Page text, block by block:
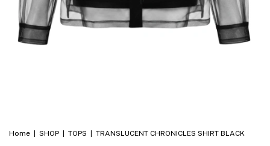
Home | SHOP | TOPS | TRANSLUCENT CHRONICLES SHIRT BLACK